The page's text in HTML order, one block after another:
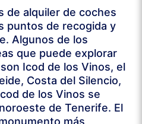
de alquiler de coches
puntos de recogida y
Algunos de los
que puede explorar
Icod de los Vinos, el
Costa del Silencio,
de los Vinos se
de Tenerife. El
más